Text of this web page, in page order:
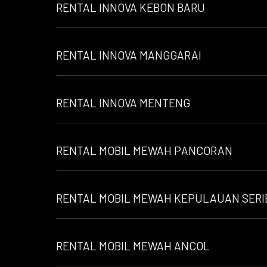
RENTAL INNOVA KEBON BARU
RENTAL INNOVA MANGGARAI
RENTAL INNOVA MENTENG
RENTAL MOBIL MEWAH PANCORAN
RENTAL MOBIL MEWAH KEPULAUAN
RENTAL MOBIL MEWAH ANCOL